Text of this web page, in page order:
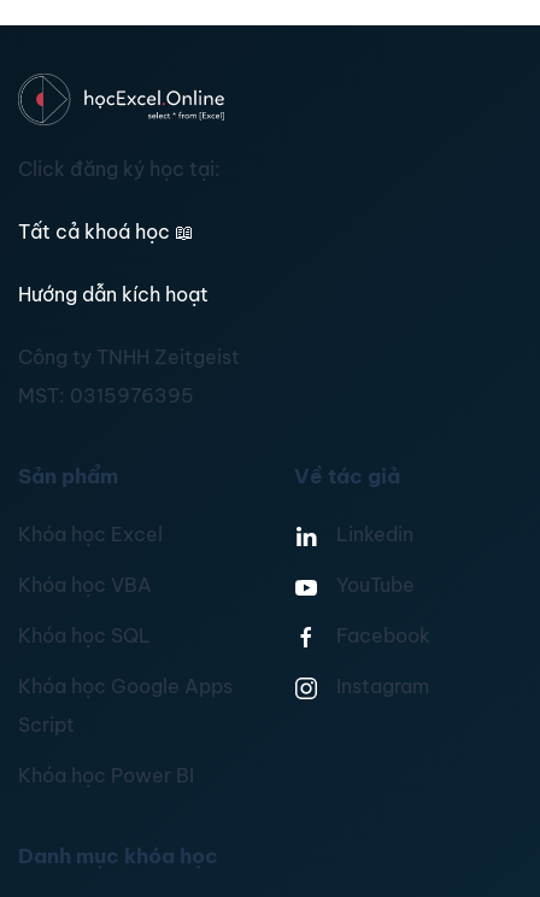
Click đăng ký học tại:
Tất cả khoá học 📖
Hướng dẫn kích hoạt
Công ty TNHH Zeitgeist
MST: 0315976395
Sản phẩm
Khóa học Excel
Khóa học VBA
Khóa học SQL
Khóa học Google Apps
Script
Khóa học Power BI
Về tác giả
Linkedin
YouTube
Facebook
Instagram
Danh mục khóa học